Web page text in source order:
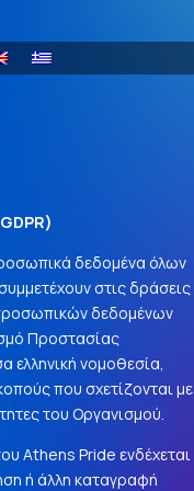
GDPR)
δεδομένα όλων
στις δράσεις
δεδομένων
Προστασίας
ελληνική νομοθεσία,
που σχετίζονται με
του Οργανισμού.
Athens Pride ενδέχεται
ή άλλη καταγραφή